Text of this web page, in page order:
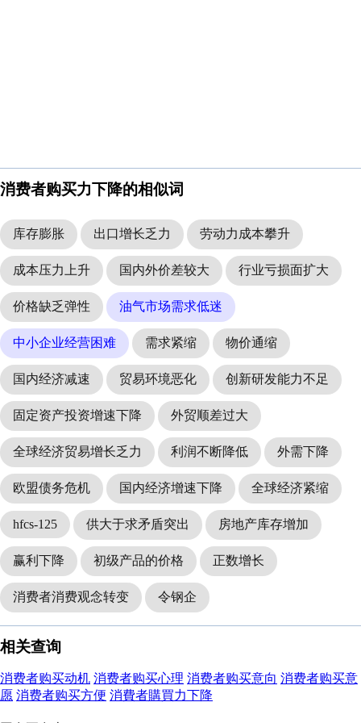
消费者购买力下降的相似词
库存膨胀 出口增长乏力 劳动力成本攀升
成本压力上升 国内外价差较大 行业亏损面扩大
价格缺乏弹性 油气市场需求低迷
中小企业经营困难 需求紧缩 物价通缩
国内经济减速 贸易环境恶化 创新研发能力不足
固定资产投资增速下降 外贸顺差过大
全球经济贸易增长乏力 利润不断降低 外需下降
欧盟债务危机 国内经济增速下降 全球经济紧缩
hfcs-125 供大于求矛盾突出 房地产库存增加
赢利下降 初级产品的价格 正数增长
消费者消费观念转变 令钢企
相关查询
消费者购买动机 消费者购买心理 消费者购买意向 消费者购买意
愿 消费者购买方便 消費者購買力下降